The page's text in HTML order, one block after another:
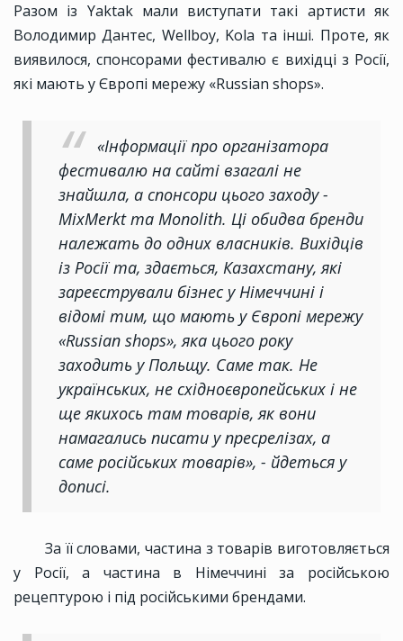
Разом із Yaktak мали виступати такі артисти як
Володимир Дантес, Wellboy, Kola та інші. Проте, як
виявилося, спонсорами фестивалю є вихідці з Росії,
які мають у Європі мережу «Russian shops».
«Інформації про організатора
фестивалю на сайті взагалі не
знайшла, а спонсори цього заходу -
MixMerkt та Monolith. Ці обидва бренди
належать до одних власників. Вихідців
із Росії та, здається, Казахстану, які
зареєстрували бізнес у Німеччині і
відомі тим, що мають у Європі мережу
«Russian shops», яка цього року
заходить у Польщу. Саме так. Не
українських, не східноєвропейських і не
ще якихось там товарів, як вони
намагались писати у пресрелізах, а
саме російських товарів», - йдеться у
дописі.
За її словами, частина з товарів виготовляється
у Росії, а частина в Німеччині за російською
рецептурою і під російськими брендами.